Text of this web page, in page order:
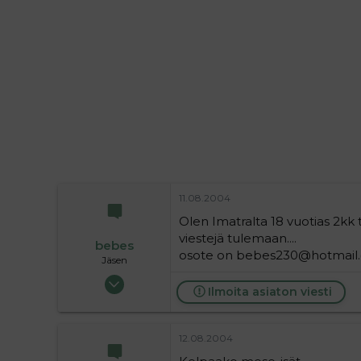
bebes
Jäsen
11.08.2004
11.08.2004
Olen Imatralta 18 vuotias
viestejä tulemaan....
osote on
Ilmoita asiaton viesti
12.08.2004